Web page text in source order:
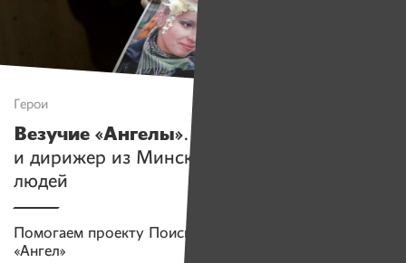
Герои
Везучие «Ангелы». Как балерина
и дирижер из Минска ищут пропавших
людей
Помогаем проекту Поисково-спасательный отряд
«Ангел»